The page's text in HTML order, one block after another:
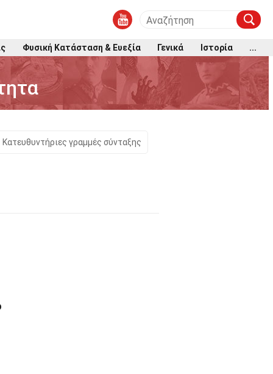
Φυσική Κατάσταση & Ευεξία Γενικά Ιστορία ...
Κατευθυντήριες γραμμές σύνταξης